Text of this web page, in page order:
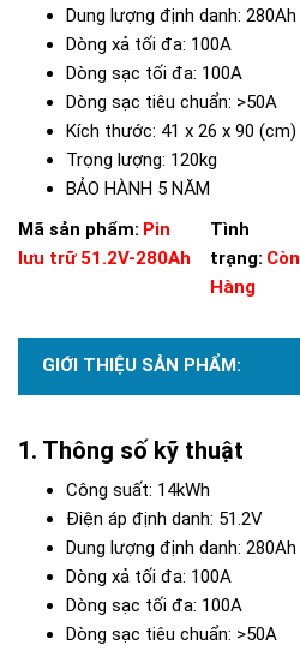
Dung lượng định danh: 280Ah
Dòng xả tối đa: 100A
Dòng sạc tối đa: 100A
Dòng sạc tiêu chuẩn: >50A
Kích thước: 41 x 26 x 90 (cm)
Trọng lượng: 120kg
BẢO HÀNH 5 NĂM
Mã sản phẩm: Pin
lưu trữ 51.2V-280Ah
Tình
trạng: Còn
Hàng
GIỚI THIỆU SẢN PHẨM:
Thông số kỹ thuật
Công suất: 14kWh
Điện áp định danh: 51.2V
Dung lượng định danh: 280Ah
Dòng xả tối đa: 100A
Dòng sạc tối đa: 100A
Dòng sạc tiêu chuẩn: >50A